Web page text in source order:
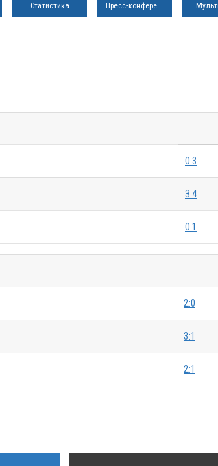
Статистика Пресс-конференция
0:3
3:4
0:1
2:0
3:1
2:1